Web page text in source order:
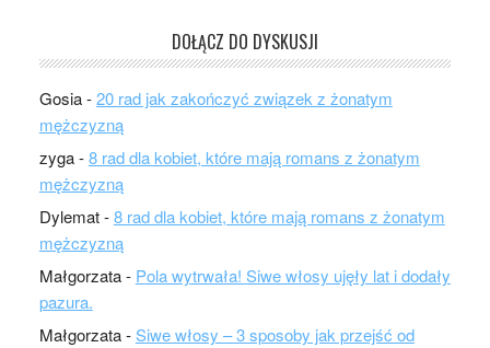
DOŁĄCZ DO DYSKUSJI
Gosia-20 rad jak zakończyć związek z żonatym
mężczyzną
zyga-8 rad dla kobiet, które mają romans z żonatym
mężczyzną
Dylemat-8 rad dla kobiet, które mają romans z żonatym
mężczyzną
Małgorzata- Pola wytrwała! Siwe włosy ujęły lat i dodały
pazura.
Małgorzata-Siwe włosy – 3 sposoby jak przejść od